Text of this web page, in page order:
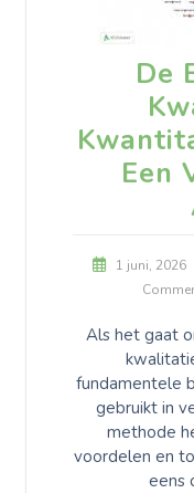
De
Een
1 juni, 2026
Als het gaat
fundamentele
gebruikt in
methode
voordelen en
eens